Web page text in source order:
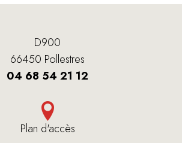
D900
66450 Pollestres
04 68 54 21 12
Plan d'accès